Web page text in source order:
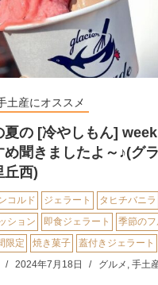
土産にオススメ
夏の [冷やしもん]
め聞きましたよ～♪(グ
丘西)
コルド ジェラート タヒチバニラ
ション
即食ジェラート 季節の
限定 焼き菓子 蓋付きジェラート
2024年7月18日 グルメ 手土